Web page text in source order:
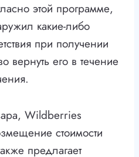
этой программе,
какие-либо
при получении
вернуть его в течение
Wildberries
стоимости
предлагает